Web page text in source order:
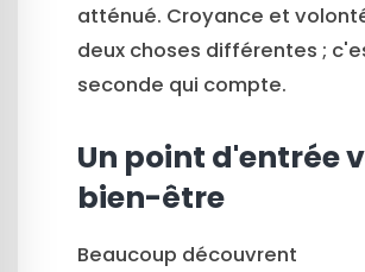
atténué. Croyance et
deux choses différentes ;
seconde qui compte.
Un point d'entrée
bien-être
Beaucoup découvrent